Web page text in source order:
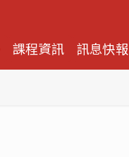
課程資訊 訊息快報